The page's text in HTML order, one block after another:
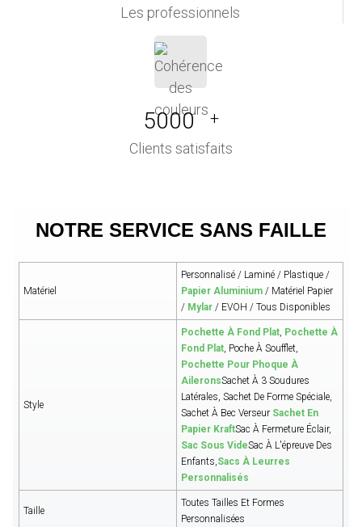
Les professionnels
5000 +
Clients satisfaits
NOTRE SERVICE SANS FAILLE
Matériel
Personnalisé / Laminé / Plastique /
Papier Aluminium/ Matériel Papier
/ Mylar/ EVOH / Tous Disponibles
Style
Pochette À Fond Plat, Pochette À
Fond Plat, Poche À Soufflet,
Pochette Pour Phoque À
AileronsSachet À 3 Soudures
Latérales, Sachet De Forme Spéciale,
Sachet À Bec Verseur Sachet En
Papier KraftSac À Fermeture Éclair,
Sac Sous VideSac À L'épreuve Des
Enfants,Sacs À Leurres
Personnalisés
Taille
Toutes Tailles Et Formes
Personnalisées